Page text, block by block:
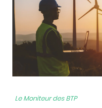
Le Moniteur des BTP